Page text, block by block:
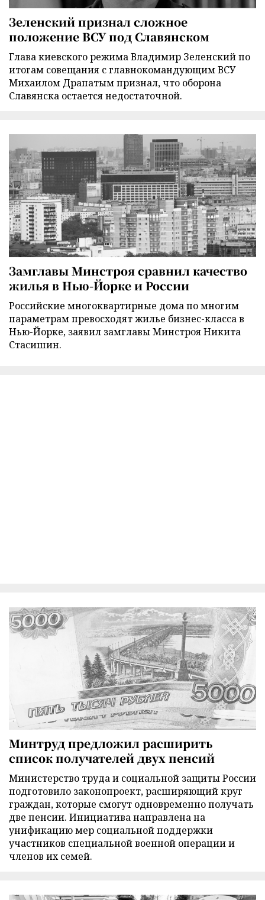
Зеленский признал сложное
положение ВСУ под Славянском
Глава киевского режима Владимир Зеленский по
итогам совещания с главнокомандующим ВСУ
Михаилом Драпатым признал, что оборона
Славянска остается недостаточной.
Замглавы Минстроя сравнил качество
жилья в Нью-Йорке и России
Российские многоквартирные дома по многим
параметрам превосходят жилье бизнес-класса в
Нью-Йорке, заявил замглавы Минстроя Никита
Стасишин.
Минтруд предложил расширить
список получателей двух пенсий
Министерство труда и социальной защиты России
подготовило законопроект, расширяющий круг
граждан, которые смогут одновременно получать
две пенсии. Инициатива направлена на
унификацию мер социальной поддержки
участников специальной военной операции и
членов их семей.